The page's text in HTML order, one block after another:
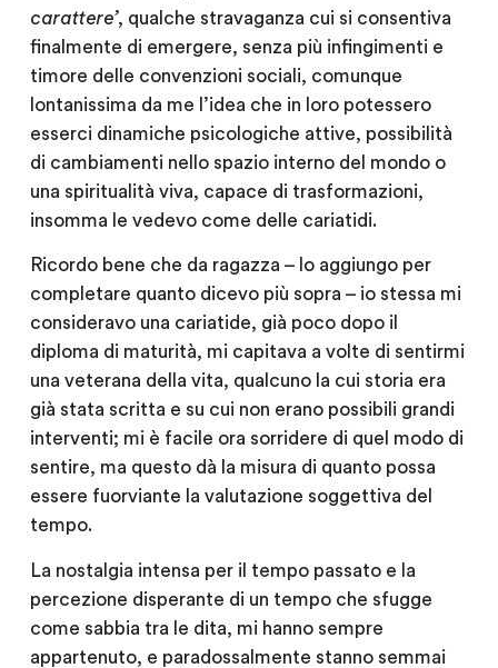
carattere’, qualche stravaganza cui si consentiva
finalmente di emergere, senza più infingimenti e
timore delle convenzioni sociali, comunque
lontanissima da me l’idea che in loro potessero
esserci dinamiche psicologiche attive, possibilità
di cambiamenti nello spazio interno del mondo o
una spiritualità viva, capace di trasformazioni,
insomma le vedevo come delle cariatidi.
Ricordo bene che da ragazza – lo aggiungo per
completare quanto dicevo più sopra – io stessa mi
consideravo una cariatide, già poco dopo il
diploma di maturità, mi capitava a volte di sentirmi
una veterana della vita, qualcuno la cui storia era
già stata scritta e su cui non erano possibili grandi
interventi; mi è facile ora sorridere di quel modo di
sentire, ma questo dà la misura di quanto possa
essere fuorviante la valutazione soggettiva del
tempo.
La nostalgia intensa per il tempo passato e la
percezione disperante di un tempo che sfugge
come sabbia tra le dita, mi hanno sempre
appartenuto, e paradossalmente stanno semmai